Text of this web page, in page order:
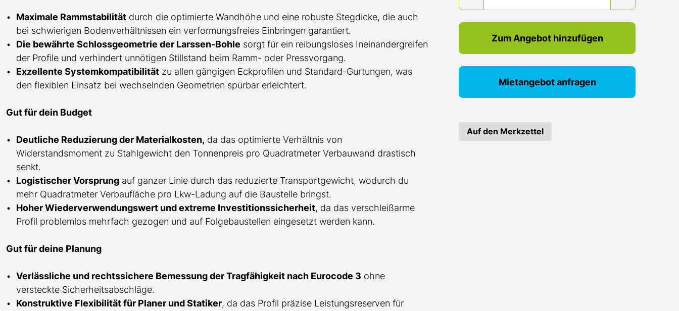
Maximale Rammstabilität durch die optimierte Wandhöhe und eine robuste Stegdicke, die auch
bei schwierigen Bodenverhältnissen ein verformungsfreies Einbringen garantiert.
Die bewährte Schlossgeometrie der Larssen-Bohle sorgt für ein reibungsloses Ineinandergreifen
der Profile und verhindert unnötigen Stillstand beim Ramm- oder Pressvorgang.
Exzellente Systemkompatibilität zu allen gängigen Eckprofilen und Standard-Gurtungen, was
den flexiblen Einsatz bei wechselnden Geometrien spürbar erleichtert.
Gut für dein Budget
Deutliche Reduzierung der Materialkosten, da das optimierte Verhältnis von
Widerstandsmoment zu Stahlgewicht den Tonnenpreis pro Quadratmeter Verbauwand drastisch
senkt.
Logistischer Vorsprung auf ganzer Linie durch das reduzierte Transportgewicht, wodurch du
mehr Quadratmeter Verbaufläche pro Lkw-Ladung auf die Baustelle bringst.
Hoher Wiederverwendungswert und extreme Investitionssicherheit, da das verschleißarme
Profil problemlos mehrfach gezogen und auf Folgebaustellen eingesetzt werden kann.
Gut für deine Planung
Verlässliche und rechtssichere Bemessung der Tragfähigkeit nach Eurocode 3 ohne
versteckte Sicherheitsabschläge.
Konstruktive Flexibilität für Planer und Statiker, da das Profil präzise Leistungsreserven für
Zum Angebot hinzufügen
Mietangebot anfragen
Auf den Merkzettel